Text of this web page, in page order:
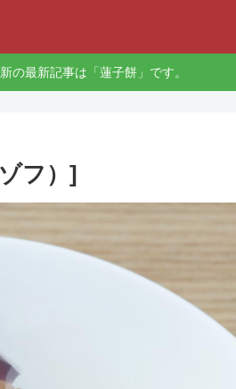
の最新記事は「蓮子餅」です。
フ）]